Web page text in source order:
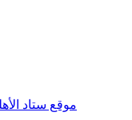
موقع ستاد